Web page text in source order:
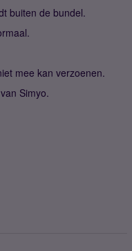
buiten de bundel.
mee kan verzoenen.
Simyo.